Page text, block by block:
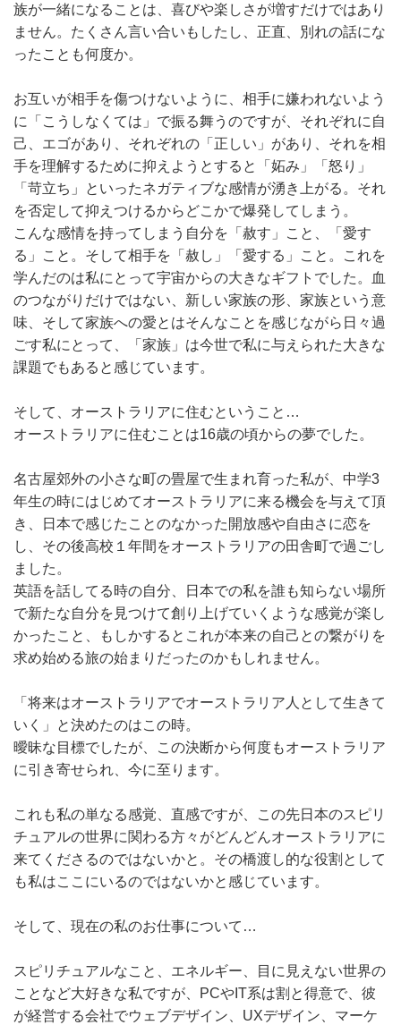
族が一緒になることは、喜びや楽しさが増すだけではあり
ません。たくさん言い合いもしたし、正直、別れの話にな
ったことも何度か。
お互いが相手を傷つけないように、相手に嫌われないよう
に「こうしなくては」で振る舞うのですが、それぞれに自
己、エゴがあり、それぞれの「正しい」があり、それを相
手を理解するために抑えようとすると「妬み」「怒り」
「苛立ち」といったネガティブな感情が湧き上がる。それ
を否定して抑えつけるからどこかで爆発してしまう。
こんな感情を持ってしまう自分を「赦す」こと、「愛す
る」こと。そして相手を「赦し」「愛する」こと。これを
学んだのは私にとって宇宙からの大きなギフトでした。血
のつながりだけではない、新しい家族の形、家族という意
味、そして家族への愛とはそんなことを感じながら日々過
ごす私にとって、「家族」は今世で私に与えられた大きな
課題でもあると感じています。
そして、オーストラリアに住むということ…
オーストラリアに住むことは16歳の頃からの夢でした。
名古屋郊外の小さな町の畳屋で生まれ育った私が、中学3
年生の時にはじめてオーストラリアに来る機会を与えて頂
き、日本で感じたことのなかった開放感や自由さに恋を
し、その後高校１年間をオーストラリアの田舎町で過ごし
ました。
英語を話してる時の自分、日本での私を誰も知らない場所
で新たな自分を見つけて創り上げていくような感覚が楽し
かったこと、もしかするとこれが本来の自己との繋がりを
求め始める旅の始まりだったのかもしれません。
「将来はオーストラリアでオーストラリア人として生きて
いく」と決めたのはこの時。
曖昧な目標でしたが、この決断から何度もオーストラリア
に引き寄せられ、今に至ります。
これも私の単なる感覚、直感ですが、この先日本のスピリ
チュアルの世界に関わる方々がどんどんオーストラリアに
来てくださるのではないかと。その橋渡し的な役割として
も私はここにいるのではないかと感じています。
そして、現在の私のお仕事について…
スピリチュアルなこと、エネルギー、目に見えない世界の
ことなど大好きな私ですが、PCやIT系は割と得意で、彼
が経営する会社でウェブデザイン、UXデザイン、マーケ